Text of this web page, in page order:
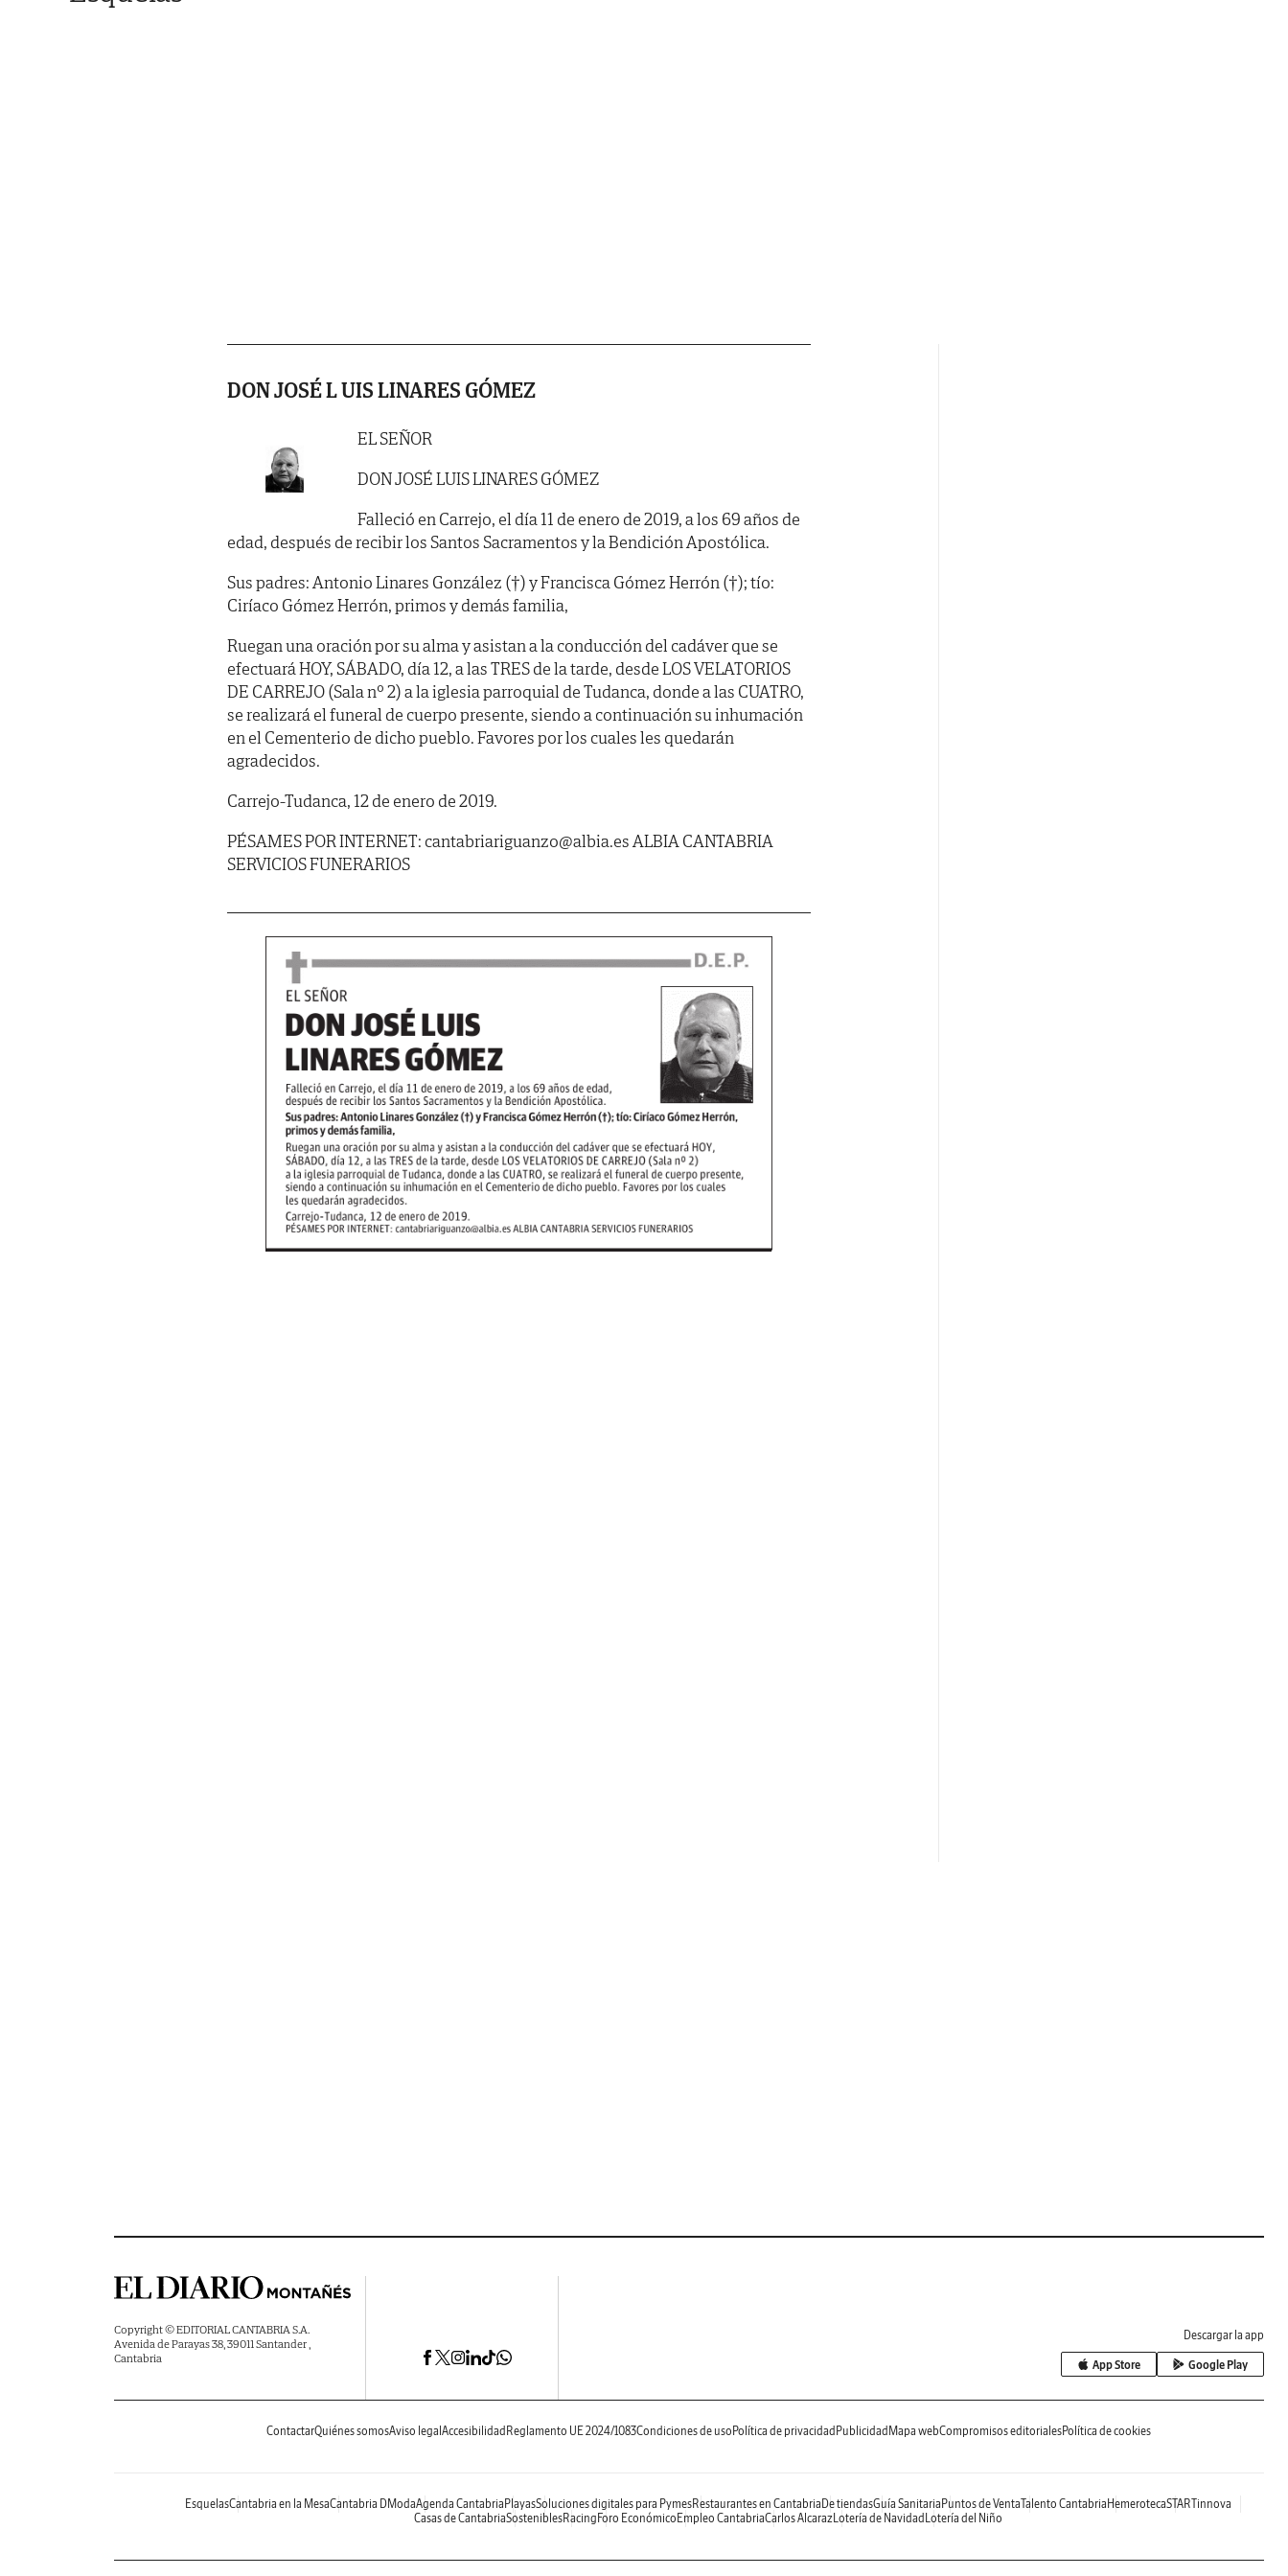
DON JOSÉ L UIS LINARES GÓMEZ
EL SEÑOR
DON JOSÉ LUIS LINARES GÓMEZ
Falleció en Carrejo, el día 11 de enero de 2019, a los 69 años de
edad, después de recibir los Santos Sacramentos y la Bendición Apostólica.
Sus padres: Antonio Linares González (†) y Francisca Gómez Herrón (†); tío:
Ciríaco Gómez Herrón, primos y demás familia,
Ruegan una oración por su alma y asistan a la conducción del cadáver que se
efectuará HOY, SÁBADO, día 12, a las TRES de la tarde, desde LOS VELATORIOS
DE CARREJO (Sala nº 2) a la iglesia parroquial de Tudanca, donde a las CUATRO,
se realizará el funeral de cuerpo presente, siendo a continuación su inhumación
en el Cementerio de dicho pueblo. Favores por los cuales les quedarán
agradecidos.
Carrejo-Tudanca, 12 de enero de 2019.
PÉSAMES POR INTERNET: cantabriariguanzo@albia.es ALBIA CANTABRIA
SERVICIOS FUNERARIOS
Copyright © EDITORIAL CANTABRIA S.A.
Avenida de Parayas 38, 39011 Santander ,
Cantabria
Descargar la app
App Store Google Play
ContactarQuiénes somosAviso legal Accesibilidad Reglamento UE 2024/1083Condiciones de uso Política de privacidad Publicidad Mapa webCompromisos editorialesPolítica de cookies
EsquelasCantabria en la MesaCantabria DModaAgenda Cantabria PlayasSoluciones digitales para PymesRestaurantes en Cantabria De tiendasGuía Sanitaria Puntos de VentaTalento Cantabria HemerotecaSTARTinnova
Casas de CantabriaSosteniblesRacing Foro Económico Empleo CantabriaCarlos AlcarazLotería de Navidad Lotería del Niño